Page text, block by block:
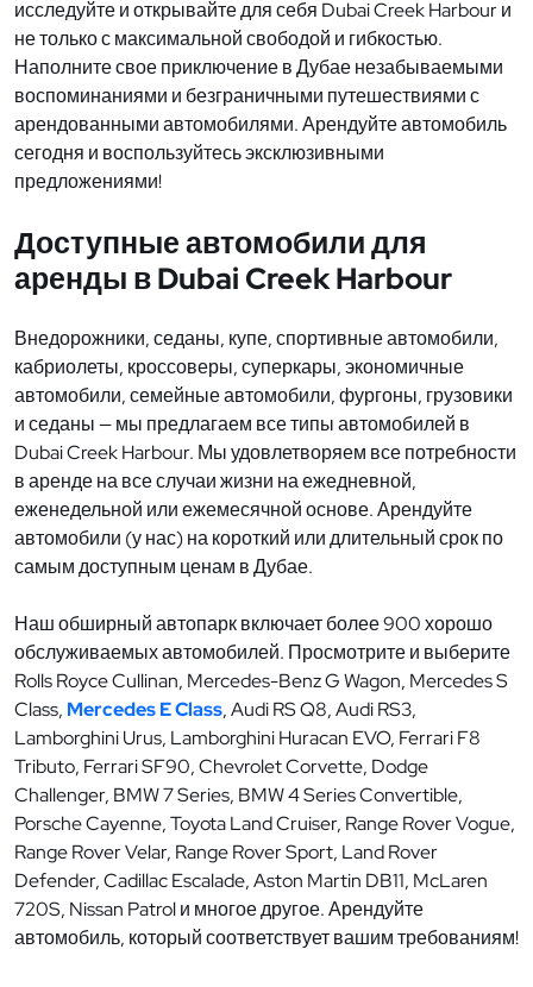
исследуйте и открывайте для себя Dubai Creek Harbour и
не только с максимальной свободой и гибкостью.
Наполните свое приключение в Дубае незабываемыми
воспоминаниями и безграничными путешествиями с
арендованными автомобилями. Арендуйте автомобиль
сегодня и воспользуйтесь эксклюзивными
предложениями!
Доступные автомобили для
аренды в Dubai Creek Harbour
Внедорожники, седаны, купе, спортивные автомобили,
кабриолеты, кроссоверы, суперкары, экономичные
автомобили, семейные автомобили, фургоны, грузовики
и седаны — мы предлагаем все типы автомобилей в
Dubai Creek Harbour. Мы удовлетворяем все потребности
в аренде на все случаи жизни на ежедневной,
еженедельной или ежемесячной основе. Арендуйте
автомобили (у нас) на короткий или длительный срок по
самым доступным ценам в Дубае.
Наш обширный автопарк включает более 900 хорошо
обслуживаемых автомобилей. Просмотрите и выберите
Rolls Royce Cullinan, Mercedes-Benz G Wagon, Mercedes S
Class, Mercedes E Class, Audi RS Q8, Audi RS3,
Lamborghini Urus, Lamborghini Huracan EVO, Ferrari F8
Tributo, Ferrari SF90, Chevrolet Corvette, Dodge
Challenger, BMW 7 Series, BMW 4 Series Convertible,
Porsche Cayenne, Toyota Land Cruiser, Range Rover Vogue,
Range Rover Velar, Range Rover Sport, Land Rover
Defender, Cadillac Escalade, Aston Martin DB11, McLaren
720S, Nissan Patrol и многое другое. Арендуйте
автомобиль, который соответствует вашим требованиям!